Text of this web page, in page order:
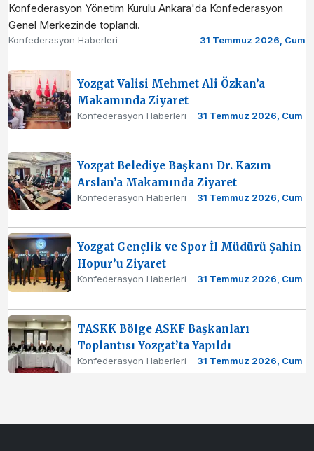
Konfederasyon Yönetim Kurulu Ankara'da Konfederasyon
Genel Merkezinde toplandı.
Konfederasyon Haberleri 31 Temmuz 2026, Cum
Yozgat Valisi Mehmet Ali Özkan’a
Makamında Ziyaret
Konfederasyon Haberleri 31 Temmuz 2026, Cum
Yozgat Belediye Başkanı Dr. Kazım
Arslan’a Makamında Ziyaret
Konfederasyon Haberleri 31 Temmuz 2026, Cum
Yozgat Gençlik ve Spor İl Müdürü Şahin
Hopur’u Ziyaret
Konfederasyon Haberleri 31 Temmuz 2026, Cum
TASKK Bölge ASKF Başkanları
Toplantısı Yozgat’ta Yapıldı
Konfederasyon Haberleri 31 Temmuz 2026, Cum